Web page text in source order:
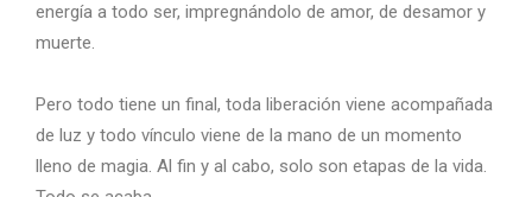
energía a todo ser, impregnándolo de amor, de desamor y
muerte.
Pero todo tiene un final, toda liberación viene acompañada
de luz y todo vínculo viene de la mano de un momento
lleno de magia. Al fin y al cabo, solo son etapas de la vida.